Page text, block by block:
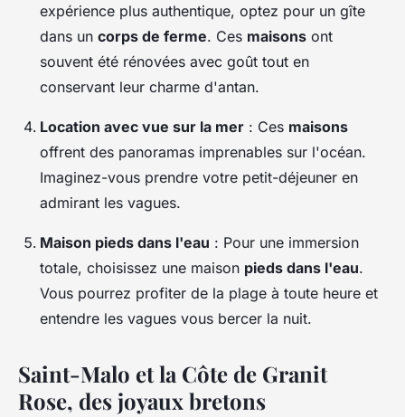
expérience plus authentique, optez pour un gîte
dans un corps de ferme. Ces maisons ont
souvent été rénovées avec goût tout en
conservant leur charme d'antan.
Location avec vue sur la mer : Ces maisons
offrent des panoramas imprenables sur l'océan.
Imaginez-vous prendre votre petit-déjeuner en
admirant les vagues.
Maison pieds dans l'eau : Pour une immersion
totale, choisissez une maison pieds dans l'eau.
Vous pourrez profiter de la plage à toute heure et
entendre les vagues vous bercer la nuit.
Saint-Malo et la Côte de Granit
Rose, des joyaux bretons